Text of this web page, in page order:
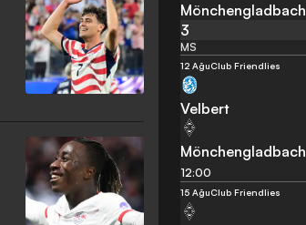
Mönchengladbach
3
MS
12 AğuClub Friendlies
Velbert
Mönchengladbach
12:00
15 AğuClub Friendlies